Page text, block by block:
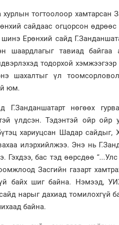
тогтоолоор хамтарсан
сайдаас огцорсон өдрөөс
шинэ Ерөнхий сайд
шаардлагыг тавиад
тодорхой
шахалтыг үл
юм.
Г.Занданшатарт нөгөөх
үлдсэн. Тэдэнтэй ойр
хариуцсан Шадар
илэрхийлжээ. Энэ нь
Гэхдээ, бас тэд өөрсдөө
Засгийн газарт
байх шиг байна. Нэмээд,
нарыг дахиад томилохгүй
байна.